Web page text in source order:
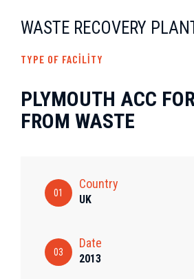
WASTE RECOVERY
TYPE OF FACILITY
PLYMOUTH ACC
FROM WASTE
01
Country
UK
03
Date
2013